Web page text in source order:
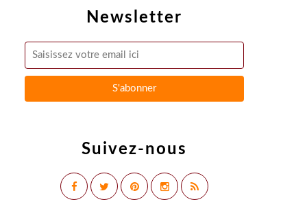
Newsletter
Suivez-nous